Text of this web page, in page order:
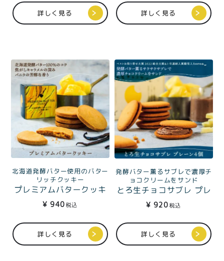
詳しく見る 詳しく見る
北海道発酵バター使用のバター
リッチクッキー
プレミアムバタークッキ
ー5枚入
¥ 940税込
詳しく見る
発酵バター薫るサブレで濃厚チ
ョコクリームをサンド
とろ生チョコサブレ プレ
ーン4個入
¥ 920税込
詳しく見る